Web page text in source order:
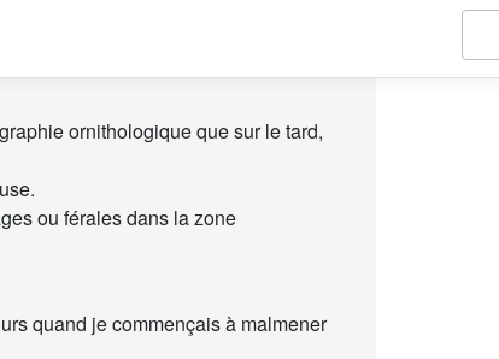
ornithologique que sur le tard,
ou férales dans la zone
quand je commençais à malmener